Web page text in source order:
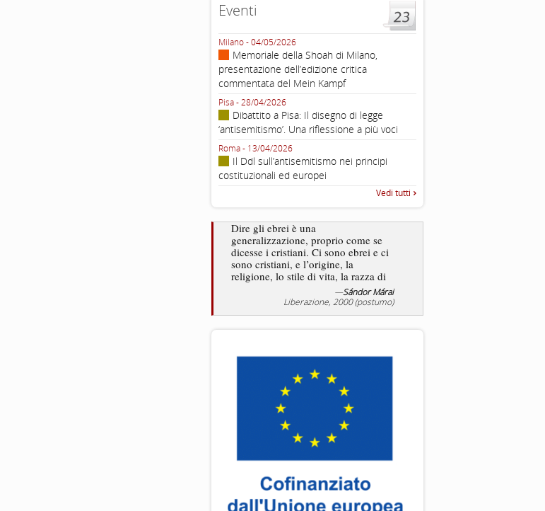
Eventi
Milano - 04/05/2026
Memoriale della Shoah di Milano,
presentazione dell’edizione critica
commentata del Mein Kampf
Pisa - 28/04/2026
Dibattito a Pisa: Il disegno di legge
‘antisemitismo’. Una riflessione a più voci
Roma - 13/04/2026
Il Ddl sull’antisemitismo nei principi
costituzionali ed europei
Vedi tutti
Dire gli ebrei è una
generalizzazione, proprio come se
dicesse i cristiani. Ci sono ebrei e ci
sono cristiani, e l’origine, la
religione, lo stile di vita, la razza di
sicuro comportano tanti tratti...
—Sándor Márai
Liberazione, 2000 (postumo)